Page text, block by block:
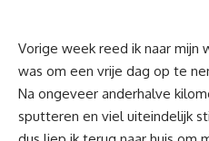
Vorige week reed ik naar mijn
was om een vrije dag op te
Na ongeveer anderhalve
sputteren en viel uiteindelijk